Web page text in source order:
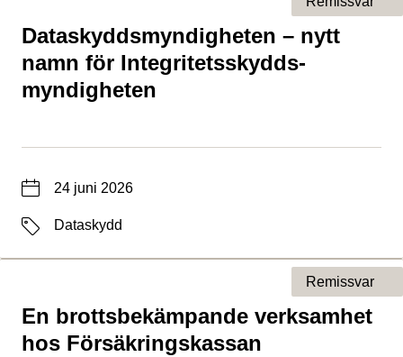
Dataskyddsmyndigheten – nytt
namn för Integritets­skydds­
myndigheten
Typ av sida
Datum24 juni 2026
EtiketterDataskydd
En brottsbekämpande verksamhet
hos Försäkringskassan
Typ av sida
Remissvar